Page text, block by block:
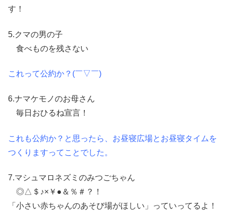
す！
5.クマの男の子
食べものを残さない
これって公約か？(￣▽￣)
6.ナマケモノのお母さん
毎日おひるね宣言！
これも公約か？と思ったら、お昼寝広場とお昼寝タイムを
つくりますってことでした。
7.マシュマロネズミのみつごちゃん
◎△＄♪×￥●＆％＃？！
「小さい赤ちゃんのあそび場がほしい」っていってるよ！